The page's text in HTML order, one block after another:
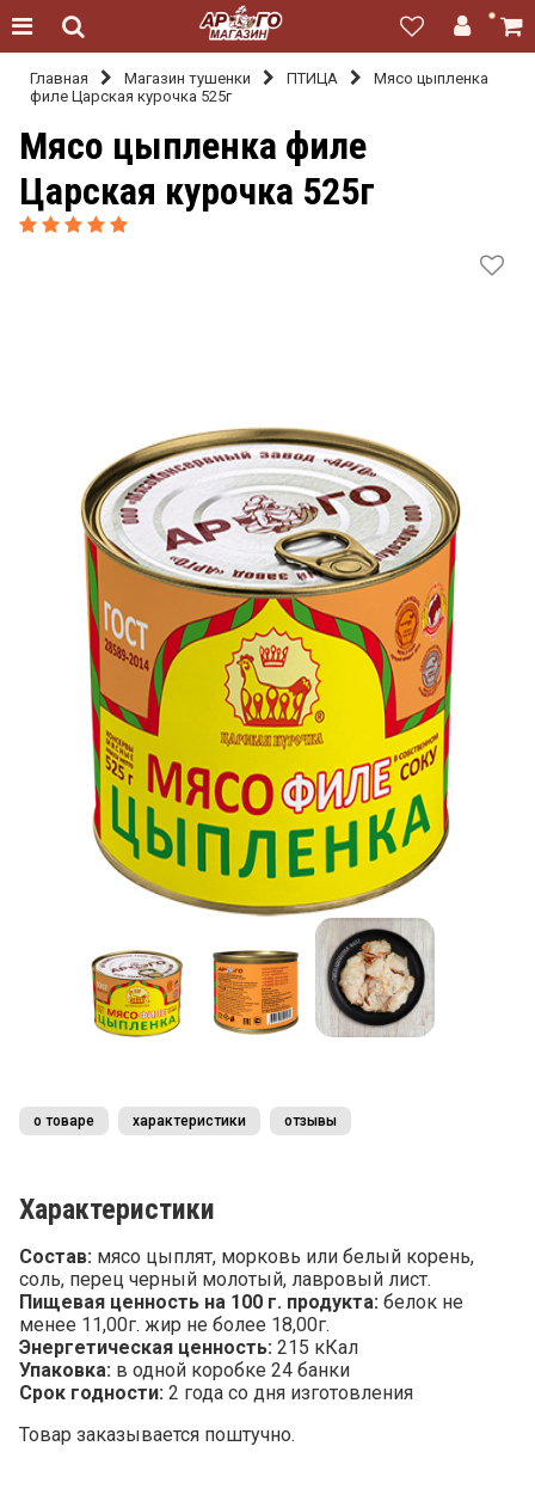
Главная Магазин тушенки ПТИЦА
Мясо цыпленка
филе Царская курочка 525г
Мясо цыпленка филе
Царская курочка 525г
о товаре характеристики отзывы
Характеристики
Состав: мясо цыплят, морковь или белый корень,
соль, перец черный молотый, лавровый лист.
Пищевая ценность на 100 г. продукта: белок не
менее 11,00г. жир не более 18,00г.
Энергетическая ценность: 215 кКал
Упаковка: в одной коробке 24 банки
Срок годности: 2 года со дня изготовления
Товар заказывается поштучно.